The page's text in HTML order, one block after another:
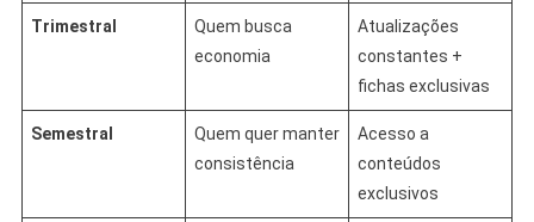
Trimestral
Quem busca
economia
Atualizações
constantes +
fichas exclusivas
Semestral
Quem quer manter
consistência
Acesso a
conteúdos
exclusivos